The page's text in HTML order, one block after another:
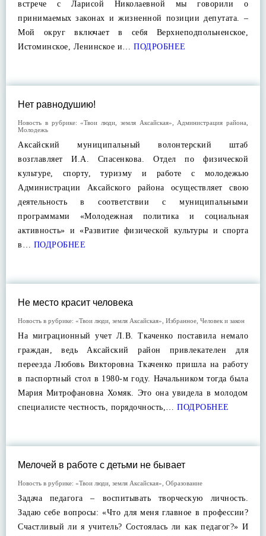
встрече с Ларисой Николаевной мы говорили о
принимаемых законах и жизненной позиции депутата. –
Мой округ включает в себя Верхнеподпольненское,
Истоминское, Ленинское и… ПОДРОБНЕЕ
Нет равнодушию!
Новость в рубрике:«Твои люди, земля Аксайская» Администрация района
Молодежь
Аксайский муниципальный волонтерский штаб
возглавляет И.А. Спасенкова. Отдел по физической
культуре, спорту, туризму и работе с молодежью
Администрации Аксайского района осуществляет свою
деятельность в соответствии с муниципальными
программами «Молодежная политика и социальная
активность» и «Развитие физической культуры и спорта
в… ПОДРОБНЕЕ
Не место красит человека
Новость в рубрике: «Твои люди, земля Аксайская» Избранное Человек и закон
На миграционный учет Л.В. Ткаченко поставила немало
граждан, ведь Аксайский район привлекателен для
переезда Любовь Викторовна Ткаченко пришла на работу
в паспортный стол в 1980-м году. Начальником тогда была
Мария Митрофановна Хомяк. Это она увидела в молодом
специалисте честность, порядочность,… ПОДРОБНЕЕ
Мелочей в работе с детьми не бывает
Новость в рубрике: «Твои люди, земля Аксайская» Образование
Задача педагога – воспитывать творческую личность.
Задаю себе вопросы: «Что для меня главное в профессии?
Счастливый ли я учитель? Состоялась ли как педагог?» И